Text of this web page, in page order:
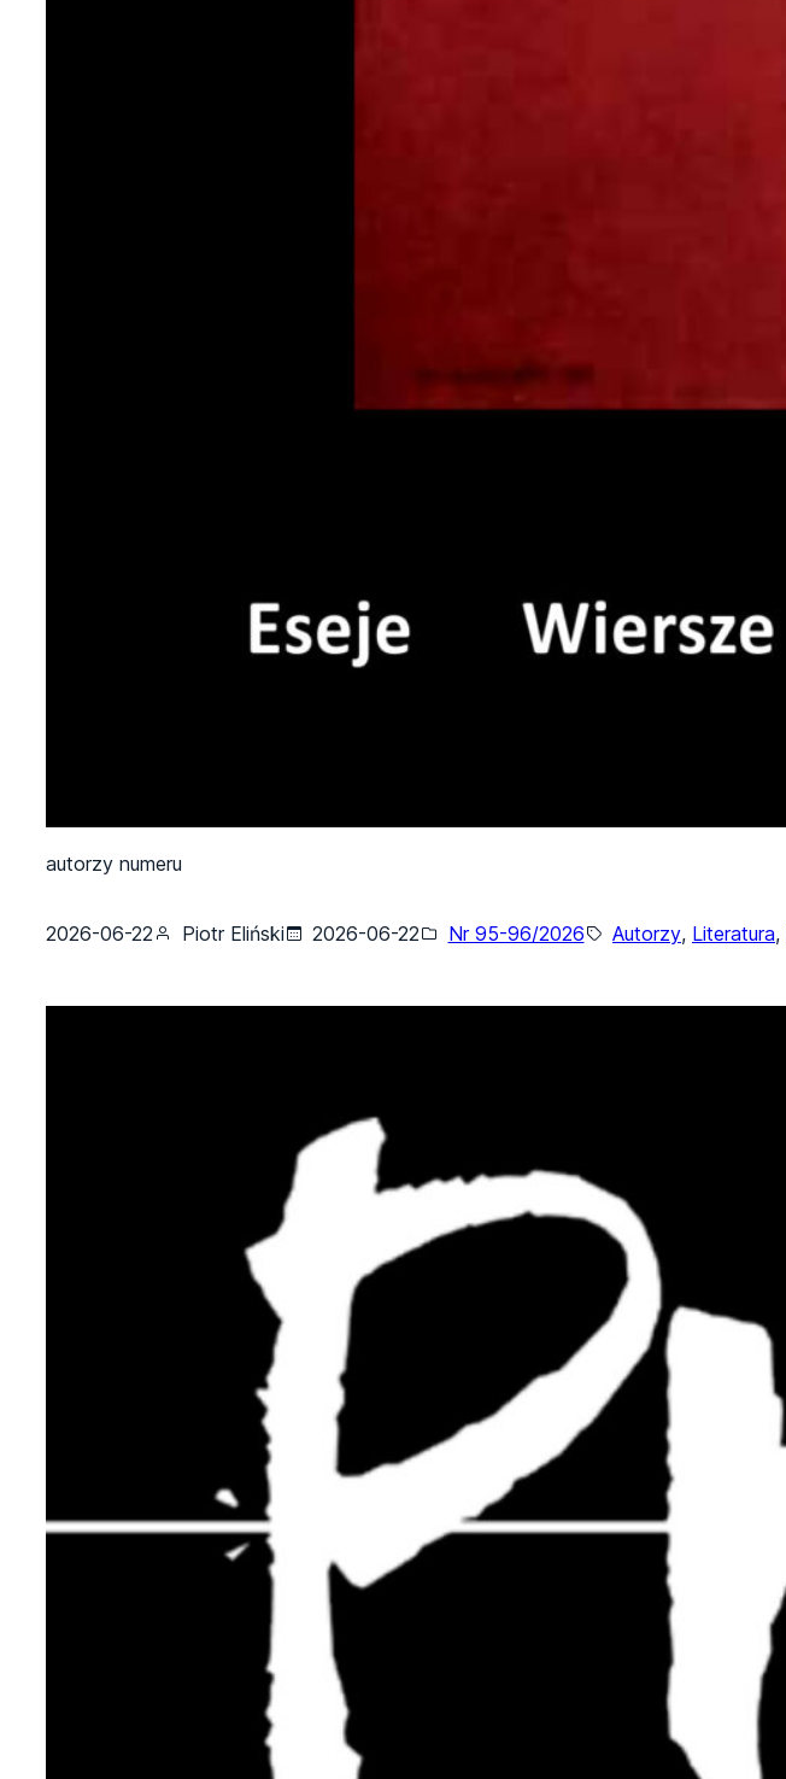
autorzy numeru
2026-06-22 Piotr Eliński 2026-06-22 Nr 95-96/2026 Autorzy, Literatura,